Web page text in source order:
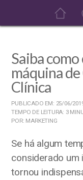
Saiba
máquina
Clínica
PUBLICADO EM: 25/06/
TEMPO DE LEITURA: 3
POR: MARKETING
Se há algum
considerado um
tornou